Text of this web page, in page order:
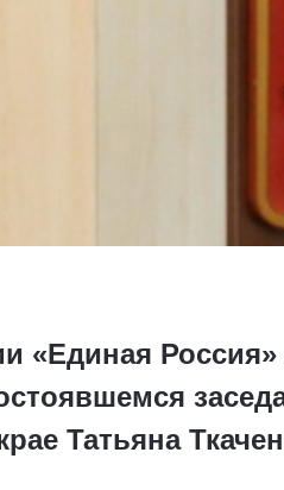
«Единая
Татьяна